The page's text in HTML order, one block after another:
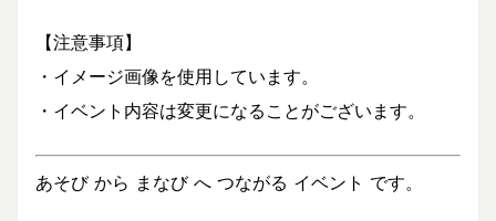
【注意事項】
・イメージ画像を使用しています。
・イベント内容は変更になることがございます。
あそび から まなび へ つながる イベント です。